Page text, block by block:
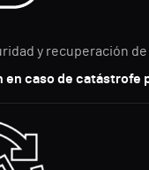
y recuperación
en caso de catástrofe